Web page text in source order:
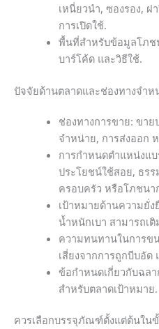
เหนี่ยวนำ, ซองรอง, ฝ
การเปิดใช้.
พื้นที่สำหรับข้อมูลโภช
บาร์โค้ด และวิธีใช้.
ปัจจัยด้านตลาดและช่องทางจำ
ช่องทางการขาย: ขาย
จำหน่าย, การส่งออก
การกำหนดตำแหน่งแ
ประโยชน์ใช้สอย, ธร
ครอบครัว หรือโภชนา
เป้าหมายด้านความยั่ง
น้ำหนักเบา สามารถเ
ความทนทานในการข
เสี่ยงจากการถูกบีบอัด
ข้อกำหนดเกี่ยวกับฉล
สำหรับตลาดเป้าหมาย.
ควรเลือกบรรจุภัณฑ์ตั้งแต่ต้นใ